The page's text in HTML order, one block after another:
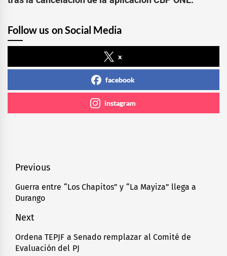
Follow us on Social Media
x
facebook
instagram
Navegación
de
entradas
Previous
Previous
post:
Guerra entre “Los Chapitos” y “La Mayiza” llega a
Durango
Next
Next
post:
Ordena TEPJF a Senado remplazar al Comité de
Evaluación del PJ